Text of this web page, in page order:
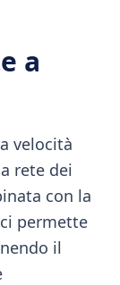
a
velocità
rete dei
con la
permette
il